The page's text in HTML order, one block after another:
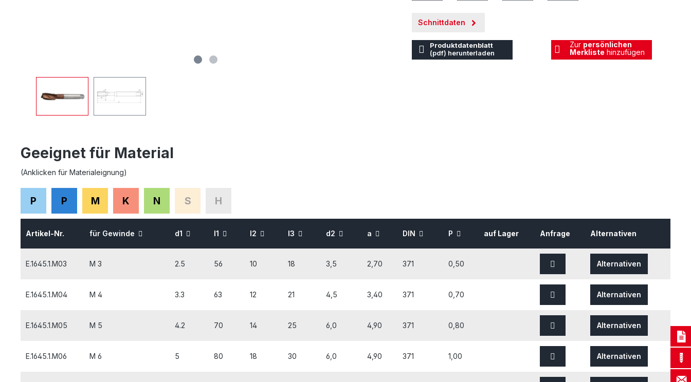
Schnittdaten
Produktdatenblatt
(pdf) herunterladen
Zur persönlichen
Merkliste hinzufügen
Geeignet für Material
(Anklicken für Materialeignung)
P P M K N S H
Artikel-Nr. für Gewinde d1 l1 l2 l3 d2 a DIN P auf Lager Anfrage Alternativen
E.1645.1.M03 M 3 2.5 56 10 18 3,5 2,70 371 0,50 Alternativen
E.1645.1.M04 M 4 3.3 63 12 21 4,5 3,40 371 0,70 Alternativen
E.1645.1.M05 M 5 4.2 70 14 25 6,0 4,90 371 0,80 Alternativen
E.1645.1.M06 M 6 5 80 18 30 6,0 4,90 371 1,00 Alternativen